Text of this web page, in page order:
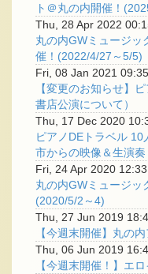
ト＠丸の内開催！
Thu, 28 Apr 2022
丸の内GWミュージッ
催！(2022/4/27～5/5)
Fri, 08 Jan 2021
【変更のお知らせ】
書店公演について）
Thu, 17 Dec 2020
ピアノDEトラベル
市からの映像＆生演
Fri, 24 Apr 2020
丸の内GWミュージッ
(2020/5/2～4)
Thu, 27 Jun 2019
【今週末開催】丸の
Thu, 06 Jun 2019
【今週末開催！】エ